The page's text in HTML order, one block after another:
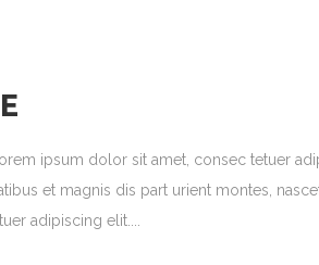
ipsum dolor sit amet, consec tetuer
et magnis dis part urient montes,
adipiscing elit.